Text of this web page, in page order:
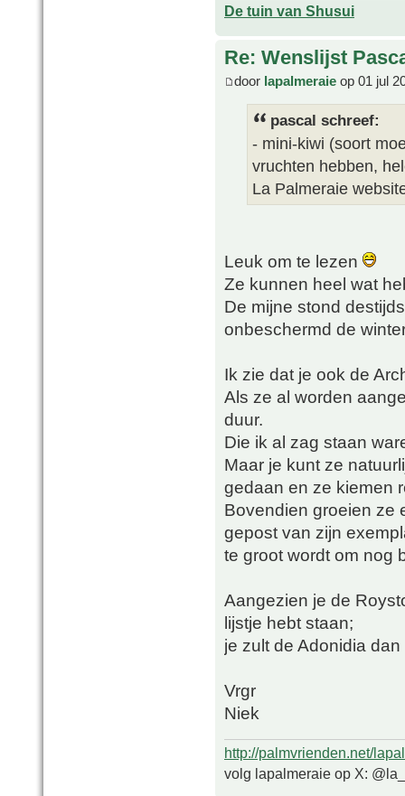
De tuin van Shusui
Re: Wenslijst
door lapalmeraie op 01 jul
pascal schreef:
- mini-kiwi (soort
vruchten hebben,
La Palmeraie
Leuk om te lezen
Ze kunnen heel wat
De mijne stond
onbeschermd de
Ik zie dat je ook de
Als ze al worden
duur.
Die ik al zag staan
Maar je kunt ze
gedaan en ze kiemen
Bovendien groeien ze
gepost van zijn
te groot wordt om nog
Aangezien je de
lijstje hebt staan;
je zult de Adonidia
Vrgr
Niek
http://palmvrienden.net/
volg lapalmeraie op X: